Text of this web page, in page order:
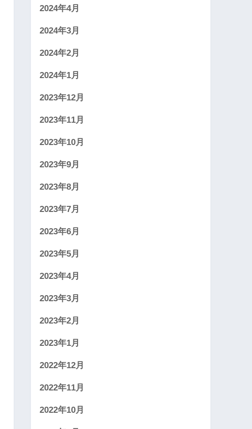
2024年4月
2024年3月
2024年2月
2024年1月
2023年12月
2023年11月
2023年10月
2023年9月
2023年8月
2023年7月
2023年6月
2023年5月
2023年4月
2023年3月
2023年2月
2023年1月
2022年12月
2022年11月
2022年10月